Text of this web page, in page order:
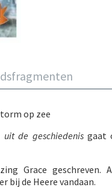
op zee
uit de geschiedenisgaat
Grace geschreven.
bij de Heere vandaan.